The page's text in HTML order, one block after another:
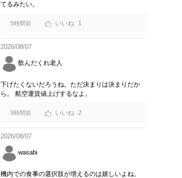
てるみたい。
5時間前 1
2026/08/07
飲んだくれ老人
下げたくないだろうね。ただ決まりは決まりだか
ら。 航空運賃値上げするなよ。
5時間前 2
2026/08/07
wasabi
機内での食事の選択肢が増えるのは嬉しいよね。